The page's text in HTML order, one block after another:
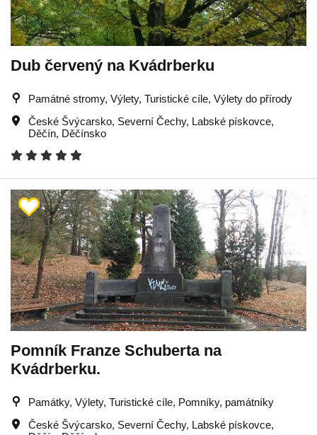
Dub červený na Kvádrberku
Památné stromy, Výlety, Turistické cíle, Výlety do přírody
České Švýcarsko, Severní Čechy, Labské pískovce,
Děčín, Děčínsko
Pomník Franze Schuberta na
Kvádrberku.
Památky, Výlety, Turistické cíle, Pomníky, památníky
České Švýcarsko, Severní Čechy, Labské pískovce,